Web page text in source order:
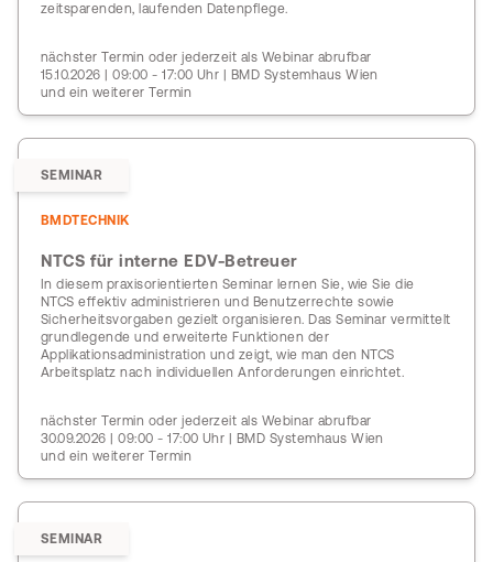
zeitsparenden, laufenden Datenpflege.
nächster Termin oder jederzeit als Webinar abrufbar
15.10.2026 | 09:00 - 17:00 Uhr | BMD Systemhaus Wien
und ein weiterer Termin
SEMINAR
BMDTECHNIK
NTCS für interne EDV-Betreuer
In diesem praxisorientierten Seminar lernen Sie, wie Sie die
NTCS effektiv administrieren und Benutzerrechte sowie
Sicherheitsvorgaben gezielt organisieren. Das Seminar vermittelt
grundlegende und erweiterte Funktionen der
Applikationsadministration und zeigt, wie man den NTCS
Arbeitsplatz nach individuellen Anforderungen einrichtet.
nächster Termin oder jederzeit als Webinar abrufbar
30.09.2026 | 09:00 - 17:00 Uhr | BMD Systemhaus Wien
und ein weiterer Termin
SEMINAR